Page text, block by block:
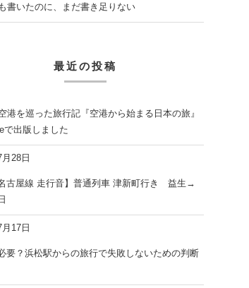
書いたのに、まだ書き足りない
最近の投稿
港を巡った旅行記『空港から始まる日本の旅』
で出版しました
28日
名古屋線 走行音】普通列車 津新町行き 益生→
17日
要？浜松駅からの旅行で失敗しないための判断